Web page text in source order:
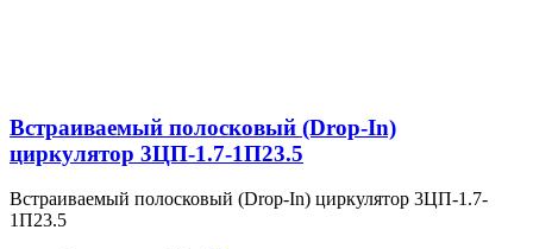
Встраиваемый полосковый (Drop-In)
циркулятор 3ЦП-1.7-1П23.5
Встраиваемый полосковый (Drop-In) циркулятор 3ЦП-1.7-
1П23.5